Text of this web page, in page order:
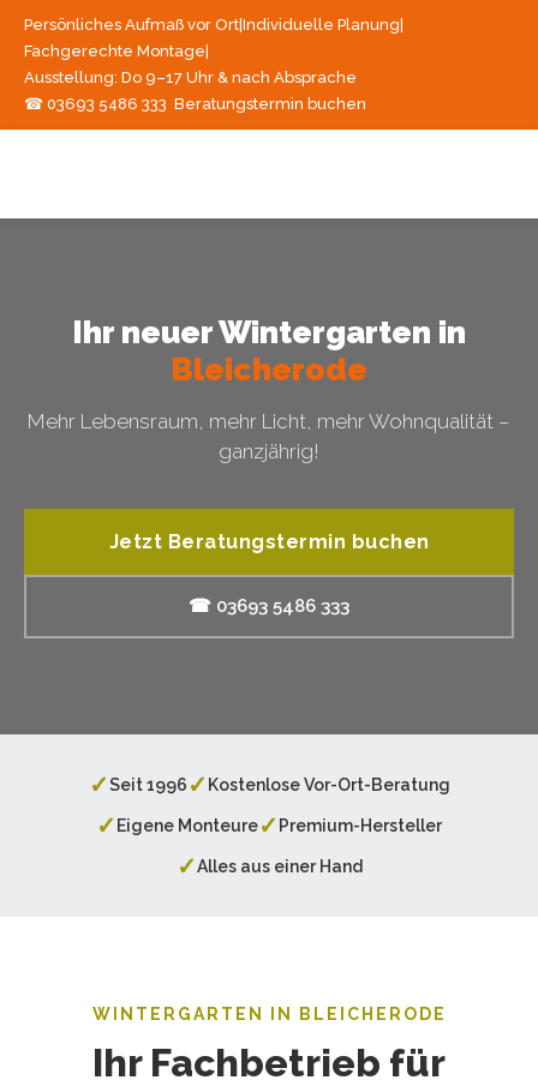
Persönliches Aufmaß vor Ort Individuelle Planung
Fachgerechte Montage
Ausstellung: Do 9–17 Uhr & nach Absprache
☎ 03693 5486 333 Beratungstermin buchen
Ihr neuer Wintergarten in
Bleicherode
Mehr Lebensraum, mehr Licht, mehr Wohnqualität –
ganzjährig!
Jetzt Beratungstermin buchen
☎ 03693 5486 333
✓Seit 1996 ✓ Kostenlose Vor-Ort-Beratung
✓ Eigene Monteure✓ Premium-Hersteller
✓Alles aus einer Hand
WINTERGARTEN IN BLEICHERODE
Ihr Fachbetrieb für